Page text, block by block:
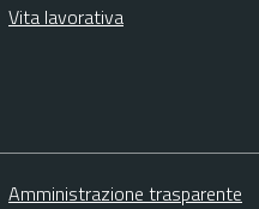
Vita lavorativa
Amministrazione trasparente